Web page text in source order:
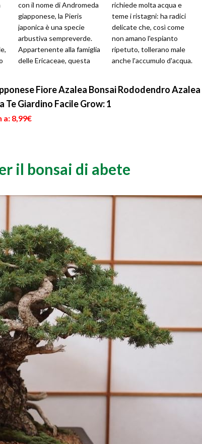
con il nome di Andromeda
giapponese, la Pieris
japonica è una specie
arbustiva sempreverde.
Appartenente alla famiglia
delle Ericaceae, questa
richiede molta acqua e
teme i ristagni: ha radici
delicate che, così come
non amano l'espianto
ripetuto, tollerano male
anche l'accumulo d'acqua.
Fiore Azalea Bonsai Rododendro Azalea
Te Giardino Facile Grow: 1
8,99€
il bonsai di abete